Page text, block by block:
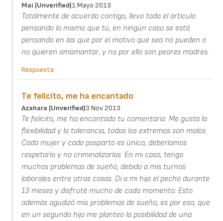
Mai (unverified)1 Mayo 2013
Totalmente de acuerdo contigo, llevo todo el artículo
pensando lo mismo que tú, en ningún caso se está
pensando en las que por el motivo que sea no pueden o
no quieren amamantar, y no por ello son peores madres.
Respuesta
Te felicito, me ha encantado
Azahara (unverified)3 Nov 2013
Te felicito, me ha encantado tu comentario. Me gusta la
flexibilidad y la tolerancia, todos los extremos son malos.
Cada mujer y cada posparto es único, deberíamos
respetarlo y no criminalizarlas. En mi caso, tengo
muchos problemas de sueño, debido a mis turnos
laborales entre otras cosas. Di a mi hija el pecho durante
13 meses y disfruté mucho de cada momento. Esto
además agudizó mis problemas de sueño, es por eso, que
en un segundo hijo me planteo la posibilidad de una